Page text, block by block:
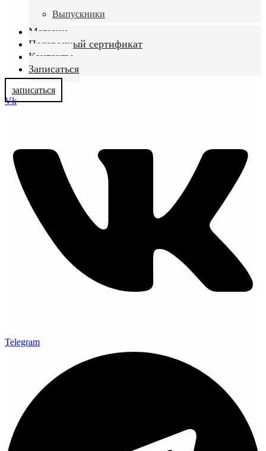
Выпускники
Магазин
Подарочный сертификат
Контакты
Записаться
записаться
Vk
Telegram